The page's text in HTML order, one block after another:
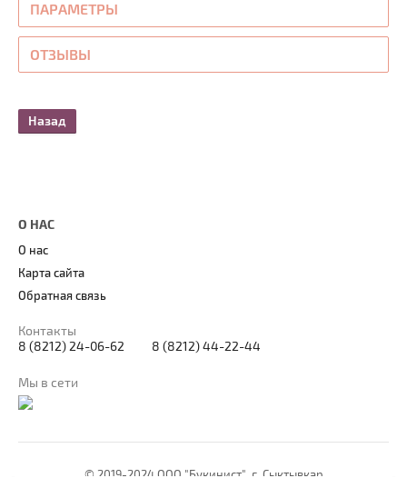
ПАРАМЕТРЫ
ОТЗЫВЫ
Назад
О НАС
О нас
Карта сайта
Обратная связь
Контакты
8 (8212) 24-06-62
8 (8212) 44-22-44
Мы в сети